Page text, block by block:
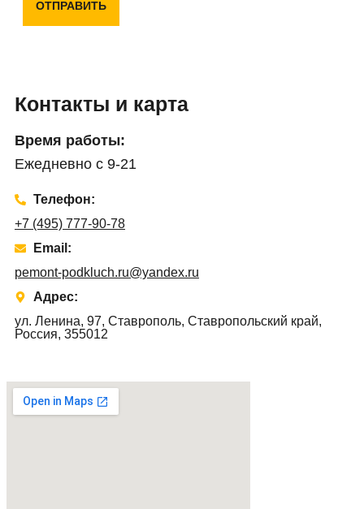
ОТПРАВИТЬ
Контакты и карта
Время работы:
Ежедневно с 9-21
Телефон:
+7 (495) 777-90-78
Email:
pemont-podkluch.ru@yandex.ru
Адрес:
ул. Ленина, 97, Ставрополь, Ставропольский край,
Россия, 355012